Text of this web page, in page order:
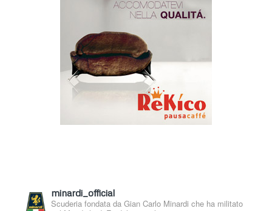
minardi_official
Scuderia fondata da Gian Carlo Minardi che ha militato